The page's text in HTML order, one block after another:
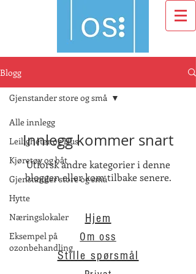
Blogg
Alle innlegg
Leiligheter og Hus
Kjøretøy og båt
Gjenstander store og små
Hytte
Næringslokaler
Eksempel på
ozonbehandling
Gjenstander store og små
Innlegg kommer snart
Utforsk andre kategorier i denne
bloggen eller kom tilbake senere.
Hjem
Om oss
Stille spørsmål